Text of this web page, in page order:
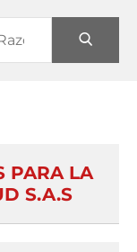
PARA LA
S.A.S